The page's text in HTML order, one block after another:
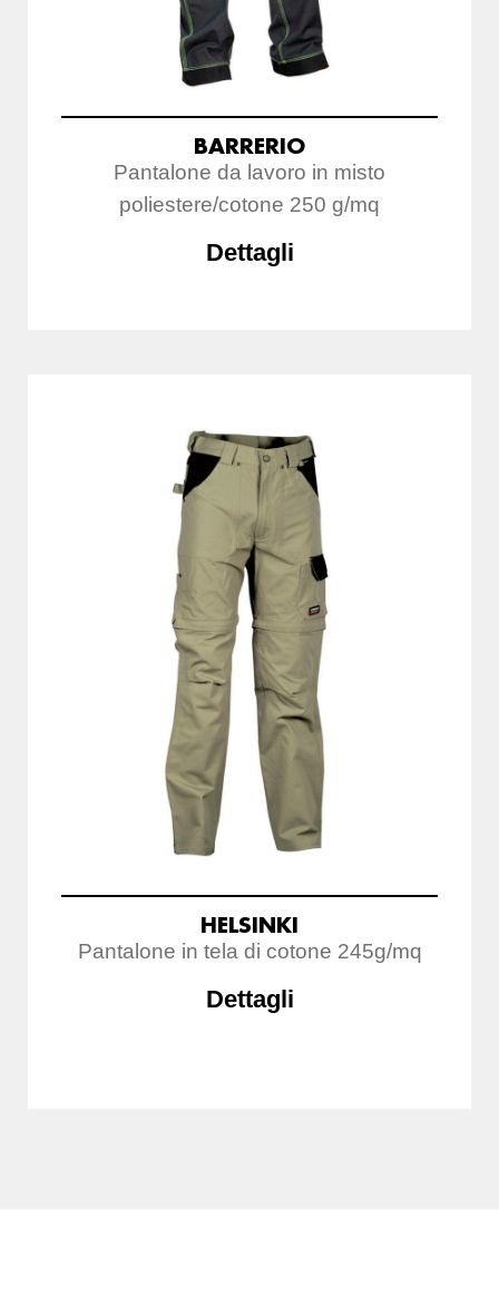
BARRERIO
Pantalone da lavoro in misto
poliestere/cotone 250 g/mq
Dettagli
HELSINKI
Pantalone in tela di cotone 245g/mq
Dettagli